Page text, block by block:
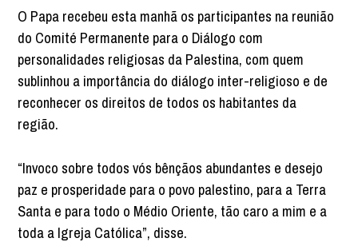
O Papa recebeu esta manhã os participantes na reunião
do Comité Permanente para o Diálogo com
personalidades religiosas da Palestina, com quem
sublinhou a importância do diálogo inter-religioso e de
reconhecer os direitos de todos os habitantes da
região.
“Invoco sobre todos vós bênçãos abundantes e desejo
paz e prosperidade para o povo palestino, para a Terra
Santa e para todo o Médio Oriente, tão caro a mim e a
toda a Igreja Católica”, disse.